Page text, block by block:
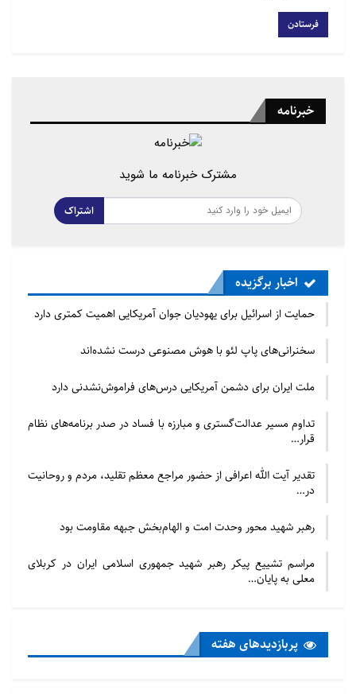
خبرنامه
مشترک خبرنامه ما شوید
اشتراک
اخبار برگزیده
حمایت از اسرائیل برای یهودیان جوان آمریکایی اهمیت کمتری دارد
سخنرانی‌های پاپ لئو با هوش مصنوعی درست نشده‌اند
ملت ایران برای دشمن آمریکایی درس‌های فراموش‌نشدنی دارد
تداوم مسیر عدالت‌گستری و مبارزه با فساد در صدر برنامه‌های نظام
قرار…
تقدیر آیت الله اعرافی از حضور مراجع معظم تقلید، مردم و روحانیت
در…
رهبر شهید محور وحدت امت و الهام‌بخش جبهه مقاومت بود
مراسم تشییع پیکر رهبر شهید جمهوری اسلامی ایران در کربلای
معلی به پایان…
پربازدید‌های هفته